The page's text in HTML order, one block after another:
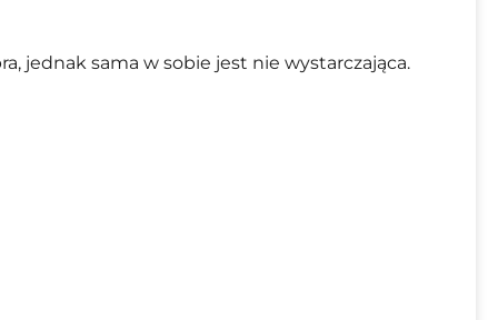
jednak sama w sobie jest nie wystarczająca.